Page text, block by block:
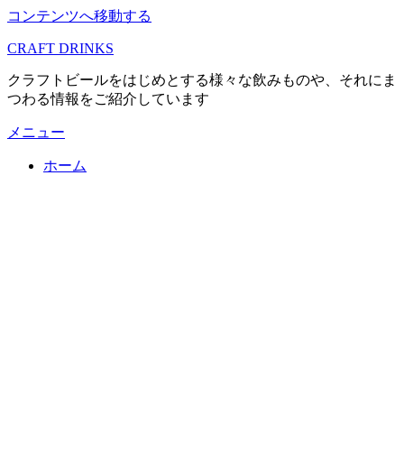
コンテンツへ移動する
CRAFT DRINKS
クラフトビールをはじめとする様々な飲みものや、それにま
つわる情報をご紹介しています
メニュー
ホーム